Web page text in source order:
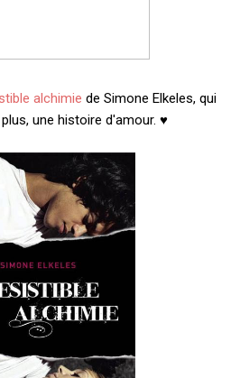
alchimie de Simone Elkeles, qui
une histoire d'amour. ♥